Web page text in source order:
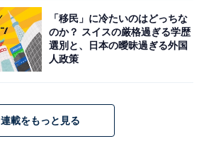
「移民」に冷たいのはどっちな
のか？ スイスの厳格過ぎる学歴
選別と、日本の曖昧過ぎる外国
人政策
連載をもっと見る